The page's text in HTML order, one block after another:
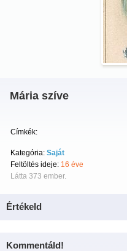
Mária szíve
Címkék:
Kategória: Saját
Feltöltés ideje: 16 éve
Látta 373 ember.
Értékeld
Kommentáld!